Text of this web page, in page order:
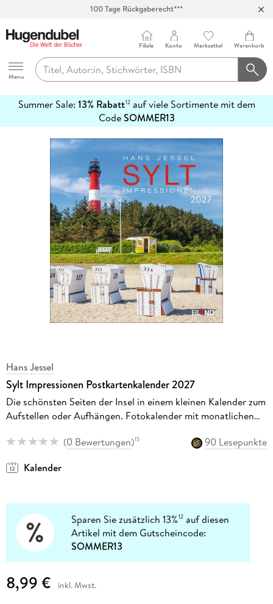
Hugendubel
Menu
Filiale Konto Merkzettel Warenkorb
Summer Sale: 13% Rabatt12auf viele Sortimente mit dem
CodeSOMMER13
erfahren
Hans Jessel
Sylt Impressionen Postkartenkalender 2027
Die schönsten Seiten der Insel in einem kleinen Kalender zum
Aufstellen oder Aufhängen. Fotokalender mit monatlichen
(0 Bewertungen)15
90 Lesepunkte
Kalender
Sparen Sie zusätzlich 13%12 auf diesen
Artikel mit dem Gutscheincode:
SOMMER13
8,99 € inkl. Mwst.